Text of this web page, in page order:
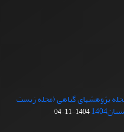
پژوهشهای گیاهی (مجله زیست
1404-11-04